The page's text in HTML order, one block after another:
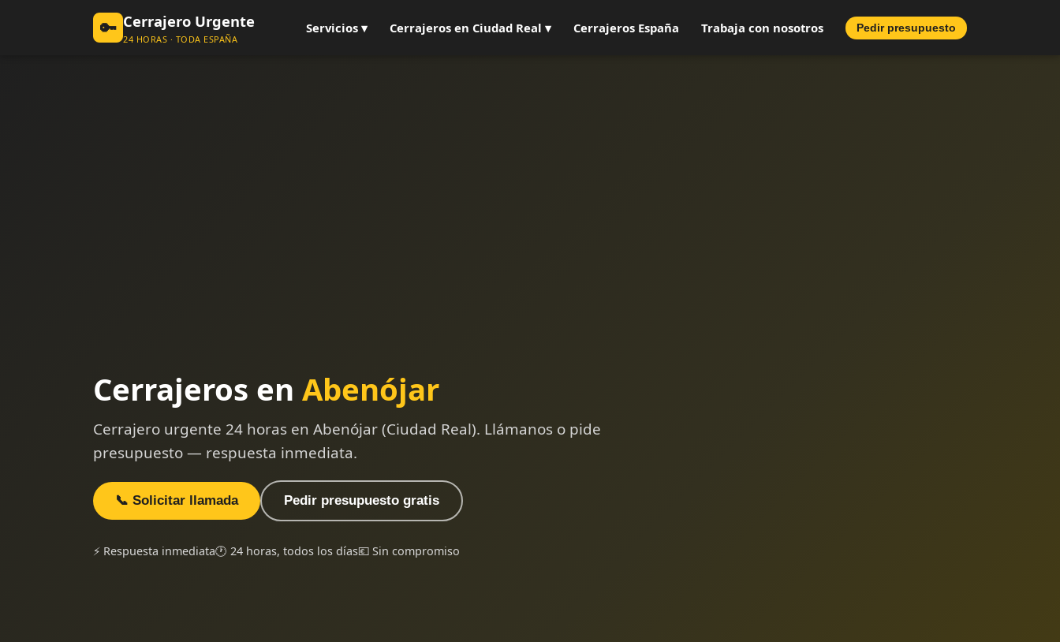
🔑 Cerrajero Urgente
24 HORAS · TODA ESPAÑA
Servicios ▾ Cerrajeros en Ciudad Real ▾ Cerrajeros España Trabaja con nosotros Pedir presupuesto
Cerrajeros en Abenójar
Cerrajero urgente 24 horas en Abenójar (Ciudad Real). Llámanos o pide
presupuesto — respuesta inmediata.
📞 Solicitar llamada Pedir presupuesto gratis
⚡ Respuesta inmediata🕐 24 horas, todos los días💶 Sin compromiso